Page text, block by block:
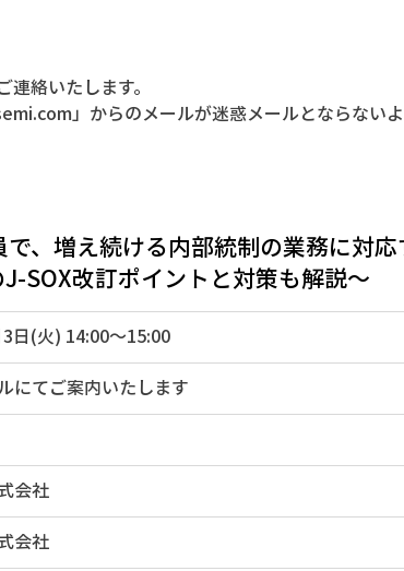
絡いたします。
」からのメールが迷惑メールとならない
、増え続ける内部統制の業務に対
SOX改訂ポイントと対策も解説〜
日(火) 14:00～15:00
にてご案内いたします
会社
会社